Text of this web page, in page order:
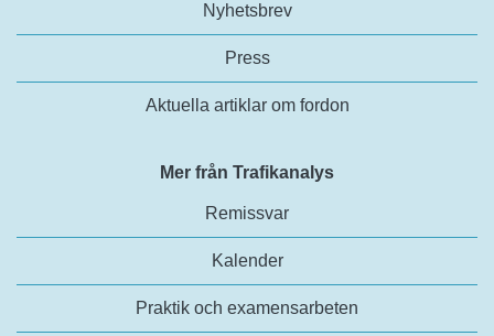
Nyhetsbrev
Press
Aktuella artiklar om fordon
Mer från Trafikanalys
Remissvar
Kalender
Praktik och examensarbeten